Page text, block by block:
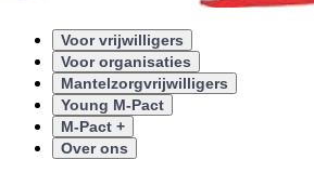
Voor vrijwilligers
Voor organisaties
Mantelzorgvrijwilligers
Young M-Pact
M-Pact +
Over ons